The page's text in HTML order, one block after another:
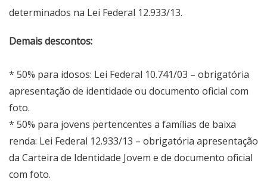
determinados na Lei Federal 12.933/13.
Demais descontos:
* 50% para idosos: Lei Federal 10.741/03 – obrigatória
apresentação de identidade ou documento oficial com
foto.
* 50% para jovens pertencentes a famílias de baixa
renda: Lei Federal 12.933/13 – obrigatória apresentação
da Carteira de Identidade Jovem e de documento oficial
com foto.